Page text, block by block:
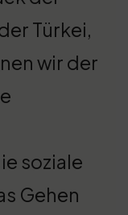
Türkei,
wir der
soziale
Gehen